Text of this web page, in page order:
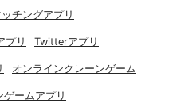
ッチングアプリ
プリ Twitterアプリ
オンラインクレーンゲーム
ゲームアプリ